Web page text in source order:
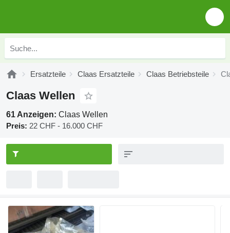
Ersatzteile Claas Ersatzteile Claas Betriebsteile
Claas Wellen
61 Anzeigen: Claas Wellen
Preis: 22 CHF - 16.000 CHF